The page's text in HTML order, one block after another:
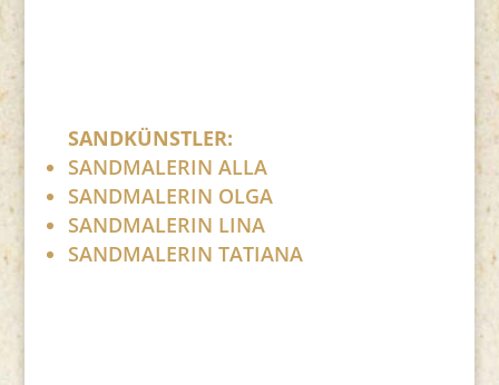
SANDKÜNSTLER:
SANDMALERIN ALLA
SANDMALERIN OLGA
SANDMALERIN LINA
SANDMALERIN TATIANA